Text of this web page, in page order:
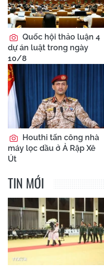
Quốc hội thảo luận 4
dự án luật trong ngày
10/8
Houthi tấn công nhà
máy lọc dầu ở Ả Rập Xê
Út
TIN MỚI